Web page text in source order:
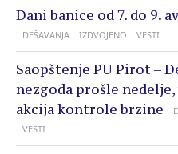
Dani banice od 7. do 9.
DEŠAVANJA IZDVOJENO VESTI
Saopštenje PU Pirot –
nezgoda prošle
akcija kontrole brzine
VESTI